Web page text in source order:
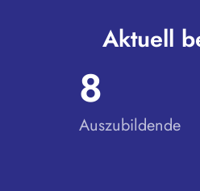
Aktuell
8
Auszubildende